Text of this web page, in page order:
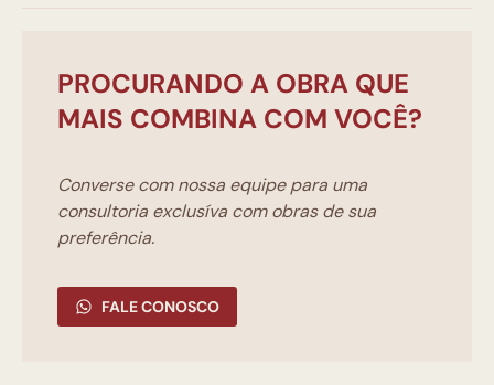
PROCURANDO A OBRA QUE
MAIS COMBINA COM VOCÊ?
Converse com nossa equipe para uma
consultoria exclusíva com obras de sua
preferência.
FALE CONOSCO